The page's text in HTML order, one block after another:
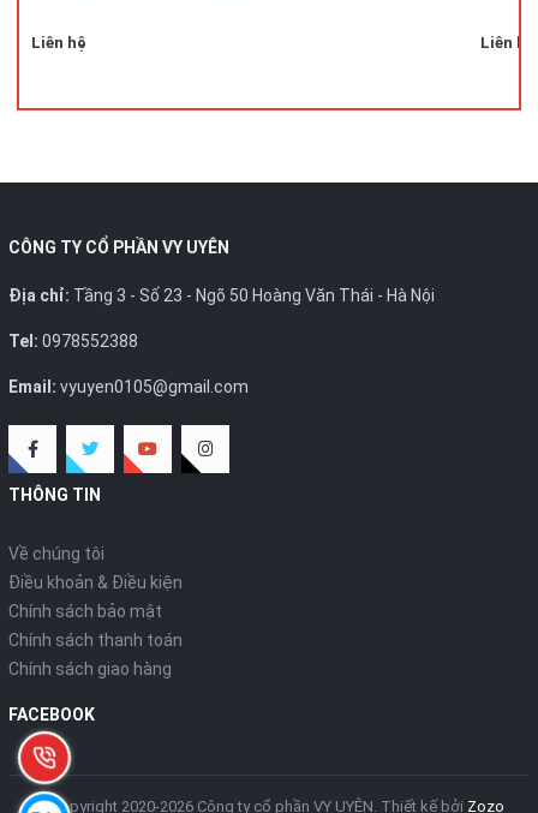
Liên hệ Liên hệ
CÔNG TY CỔ PHẦN VY UYÊN
Địa chỉ: Tầng 3 - Số 23 - Ngõ 50 Hoàng Văn Thái - Hà Nội
Tel: 0978552388
Email: vyuyen0105@gmail.com
THÔNG TIN
Về chúng tôi
Điều khoản & Điều kiện
Chính sách bảo mật
Chính sách thanh toán
Chính sách giao hàng
FACEBOOK
© Copyright 2020-2026 Công ty cổ phần VY UYÊN. Thiết kế bởi Zozo